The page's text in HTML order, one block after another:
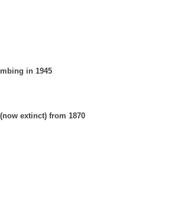
in 1945
extinct) from 1870